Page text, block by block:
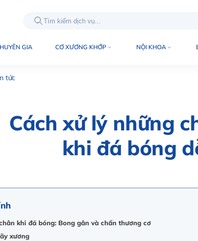
GIA CƠ XƯƠNG KHỚP NỘI KHOA
tức
Cách xử lý những
khi đá bóng
khi đá bóng: Bong gân và chấn thương cơ
xương